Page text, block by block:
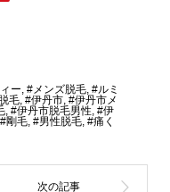
ー, #メンズ脱毛, #ルミ
毛, #伊丹市, #伊丹市メ
, #伊丹市脱毛男性, #伊
#剛毛, #男性脱毛, #痛く